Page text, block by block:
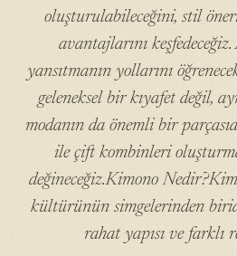
oluşturulabileceğini, stil
avantajlarını
yansıtmanın yollarını
geleneksel bir kıyafet değil,
modanın da önemli bir
ile çift kombinleri
değineceğiz.Kimono
kültürünün simgelerinden
rahat yapısı ve farklı